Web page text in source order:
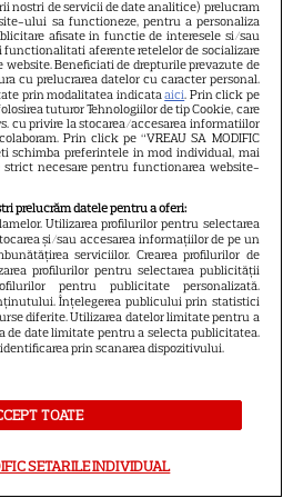
mondene
Elle
Unica
practice
NE PE
– Toate Drepturile rezervate
sunt interzise minorilor.
nostri de servicii de date analitice) prelucram
ului sa functioneze, pentru a personaliza
afisate in functie de interesele si/sau
functionalitati aferente retelelor de socializare
website. Beneficiati de drepturile prevazute de
cu prelucrarea datelor cu caracter personal.
prin modalitatea indicataaici. Prin click pe
tuturor Tehnologiilor de tip Cookie, care
cu privire la stocarea/accesarea informatiilor
Prin click pe “VREAU SA MODIFIC
schimba preferintele in mod individual, mai
necesare pentru functionarea website-
prelucrăm datele pentru a oferi:
Utilizarea profilurilor pentru selectarea
și/sau accesarea informațiilor de pe un
serviciilor. Crearea profilurilor de
profilurilor pentru selectarea publicității
pentru publicitate personalizată.
Înțelegerea publicului prin statistici
diferite. Utilizarea datelor limitate pentru a
de date limitate pentru a selecta publicitatea.
prin scanarea dispozitivului.
TOATE
SETARILE INDIVIDUAL